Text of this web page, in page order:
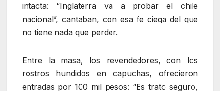
intacta: “Inglaterra va a probar el chile
nacional”, cantaban, con esa fe ciega del que
no tiene nada que perder.
Entre la masa, los revendedores, con los
rostros hundidos en capuchas, ofrecieron
entradas por 100 mil pesos: “Es trato seguro,